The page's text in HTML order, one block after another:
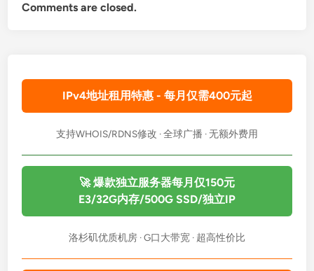
Comments are closed.
IPv4地址租用特惠 - 每月仅需400元起
支持WHOIS/RDNS修改 · 全球广播 · 无额外费用
🚀 爆款独立服务器每月仅150元
E3/32G内存/500G SSD/独立IP
洛杉矶优质机房 · G口大带宽 · 超高性价比